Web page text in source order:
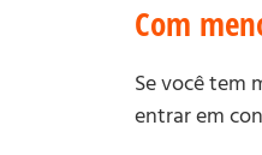
Com
Se você tem
entrar em